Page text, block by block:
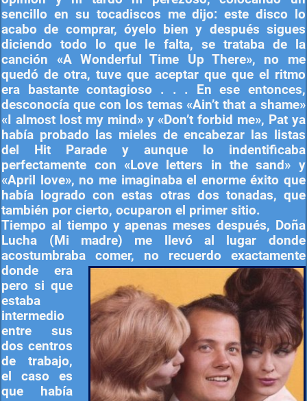
sencillo en su tocadiscos me dijo: este disco lo
acabo de comprar, óyelo bien y después sigues
diciendo todo lo que le falta, se trataba de la
canción «A Wonderful Time Up There», no me
quedó de otra, tuve que aceptar que que el ritmo
era bastante contagioso . . . En ese entonces,
desconocía que con los temas «Ain’t that a shame»
«I almost lost my mind» y «Don’t forbid me», Pat ya
había probado las mieles de encabezar las listas
del Hit Parade y aunque lo indentificaba
perfectamente con «Love letters in the sand» y
«April love», no me imaginaba el enorme éxito que
había logrado con estas otras dos tonadas, que
también por cierto, ocuparon el primer sitio.
Tiempo al tiempo y apenas meses después, Doña
Lucha (Mi madre) me llevó al lugar donde
acostumbraba comer, no recuerdo exactamente
donde era
pero si que
estaba
intermedio
entre sus
dos centros
de trabajo,
el caso es
que había